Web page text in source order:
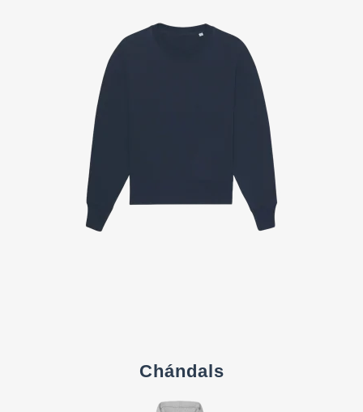
Chándals